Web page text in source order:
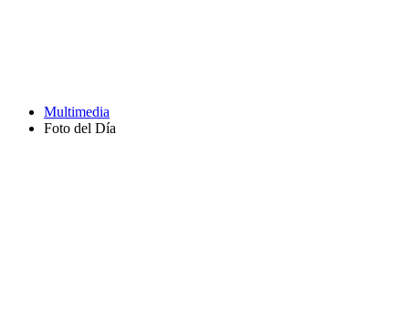
Multimedia
Foto del Día